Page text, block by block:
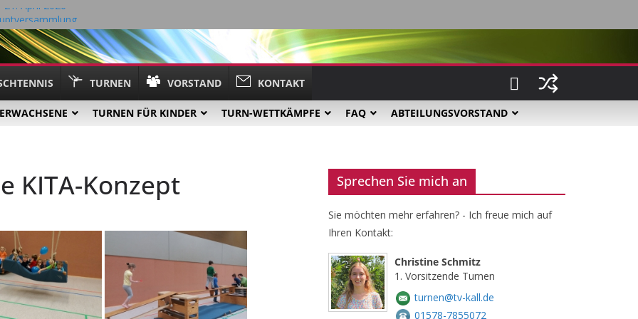
April 2026
18.05.2026
TURNEN VORSTAND KONTAKT
TURNEN FÜR KINDER TURN-WETTKÄMPFE FAQ ABTEILUNGSVORSTAND
KITA-Konzept Sprechen Sie mich an
Sie möchten mehr erfahren? - Ich freue mich auf
Ihren Kontakt:
Christine Schmitz
1. Vorsitzende Turnen
turnen@tv-kall.de
01578-7855072